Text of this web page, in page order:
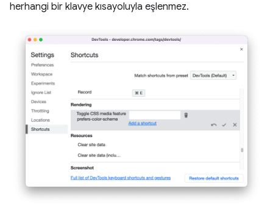
herhangi bir klavye kısayoluyla eşlenmez.